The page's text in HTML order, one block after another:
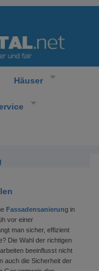
Häuser
Fassadensanierung in
vor einer
man sicher, effizient
Die Wahl der richtigen
beeinflusst nicht
auch die Sicherheit der